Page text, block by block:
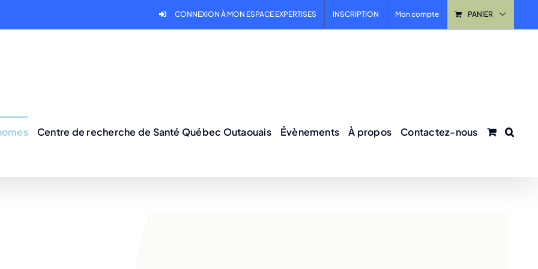
CONNEXION À MON ESPACE EXPERTISES INSCRIPTION Mon compte PANIER
Centre de recherche de Santé Québec Outaouais Évènements À propos Contactez-nous